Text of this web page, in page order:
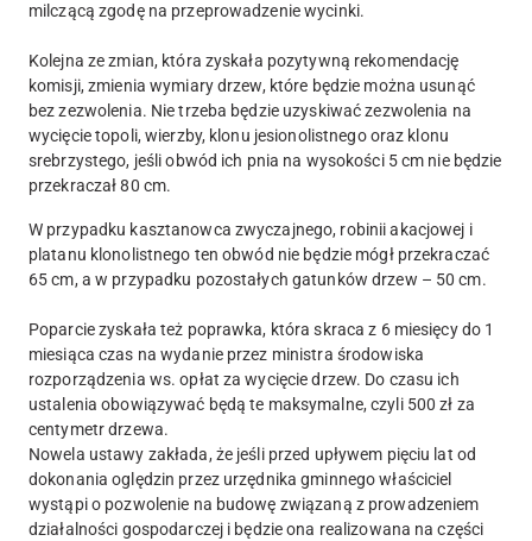
milczącą zgodę na przeprowadzenie wycinki.
Kolejna ze zmian, która zyskała pozytywną rekomendację
komisji, zmienia wymiary drzew, które będzie można usunąć
bez zezwolenia. Nie trzeba będzie uzyskiwać zezwolenia na
wycięcie topoli, wierzby, klonu jesionolistnego oraz klonu
srebrzystego, jeśli obwód ich pnia na wysokości 5 cm nie będzie
przekraczał 80 cm.
W przypadku kasztanowca zwyczajnego, robinii akacjowej i
platanu klonolistnego ten obwód nie będzie mógł przekraczać
65 cm, a w przypadku pozostałych gatunków drzew – 50 cm.
Poparcie zyskała też poprawka, która skraca z 6 miesięcy do 1
miesiąca czas na wydanie przez ministra środowiska
rozporządzenia ws. opłat za wycięcie drzew. Do czasu ich
ustalenia obowiązywać będą te maksymalne, czyli 500 zł za
centymetr drzewa.
Nowela ustawy zakłada, że jeśli przed upływem pięciu lat od
dokonania oględzin przez urzędnika gminnego właściciel
wystąpi o pozwolenie na budowę związaną z prowadzeniem
działalności gospodarczej i będzie ona realizowana na części